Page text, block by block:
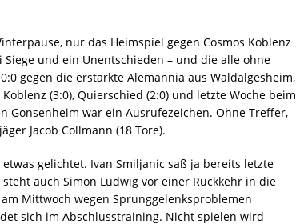
nur das Heimspiel gegen Cosmos Koblenz
und ein Unentschieden – und die alle ohne
gegen die erstarkte Alemannia aus Waldalgesheim,
(3:0), Quierschied (2:0) und letzte Woche beim
Gonsenheim war ein Ausrufezeichen. Ohne Treffer,
Jacob Collmann (18 Tore).
gelichtet. Ivan Smiljanic saß ja bereits letzte
auch Simon Ludwig vor einer Rückkehr in die
Mittwoch wegen Sprunggelenksproblemen
sich im Abschlusstraining. Nicht spielen wird